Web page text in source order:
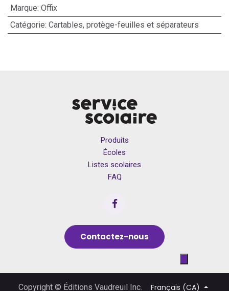
Marque: Offix
Catégorie: Cartables, protège-feuilles et séparateurs
Produits
Écoles
Listes scolaires
FAQ
Contactez-nous
Copyright © Éditions Vaudreuil Inc. Français (CA)